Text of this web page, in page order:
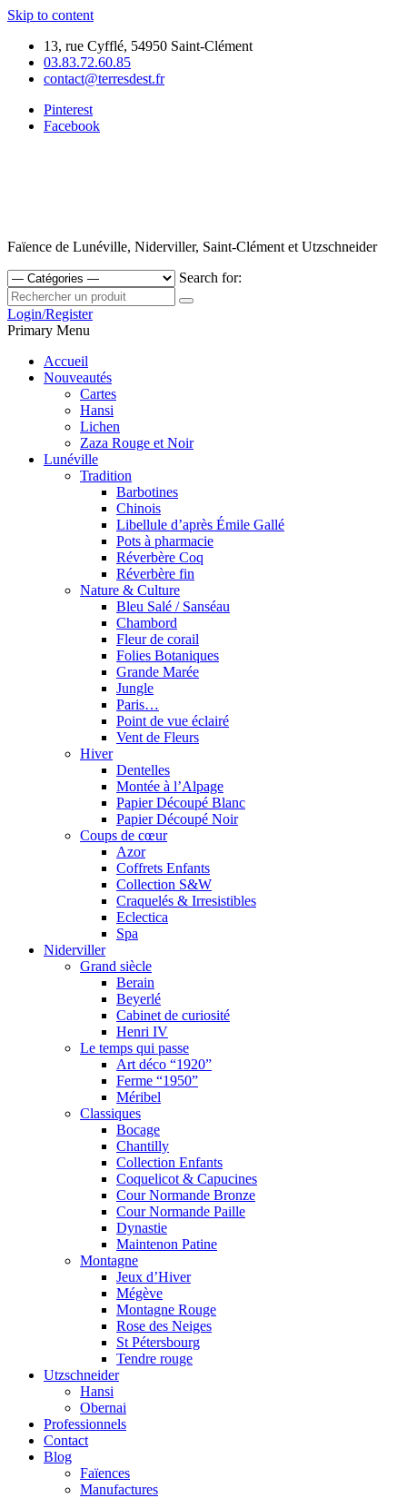
Skip to content
13, rue Cyfflé, 54950 Saint-Clément
03.83.72.60.85
contact@terresdest.fr
Pinterest
Facebook
Faïence de Lunéville, Niderviller, Saint-Clément et Utzschneider
Search for:
Login/Register
Primary Menu
Accueil
Nouveautés
Cartes
Hansi
Lichen
Zaza Rouge et Noir
Lunéville
Tradition
Barbotines
Chinois
Libellule d’après Émile Gallé
Pots à pharmacie
Réverbère Coq
Réverbère fin
Nature & Culture
Bleu Salé / Sanséau
Chambord
Fleur de corail
Folies Botaniques
Grande Marée
Jungle
Paris…
Point de vue éclairé
Vent de Fleurs
Hiver
Dentelles
Montée à l’Alpage
Papier Découpé Blanc
Papier Découpé Noir
Coups de cœur
Azor
Coffrets Enfants
Collection S&W
Craquelés & Irresistibles
Eclectica
Spa
Niderviller
Grand siècle
Berain
Beyerlé
Cabinet de curiosité
Henri IV
Le temps qui passe
Art déco “1920”
Ferme “1950”
Méribel
Classiques
Bocage
Chantilly
Collection Enfants
Coquelicot & Capucines
Cour Normande Bronze
Cour Normande Paille
Dynastie
Maintenon Patine
Montagne
Jeux d’Hiver
Mégève
Montagne Rouge
Rose des Neiges
St Pétersbourg
Tendre rouge
Utzschneider
Hansi
Obernai
Professionnels
Contact
Blog
Faïences
Manufactures